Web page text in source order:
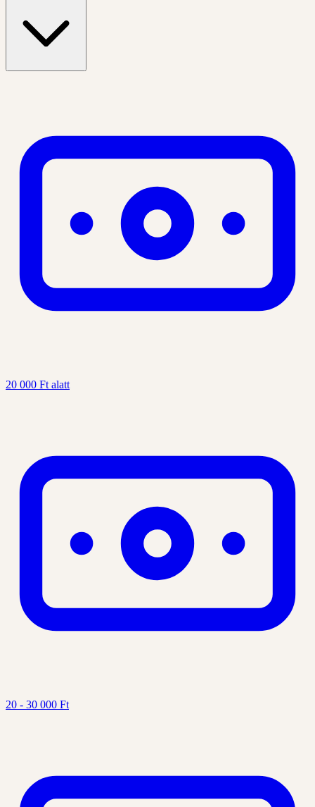
20 000 Ft alatt
20 - 30 000 Ft